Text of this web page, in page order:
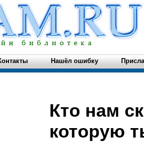
Нашёл ошибку
Кто нам
которую